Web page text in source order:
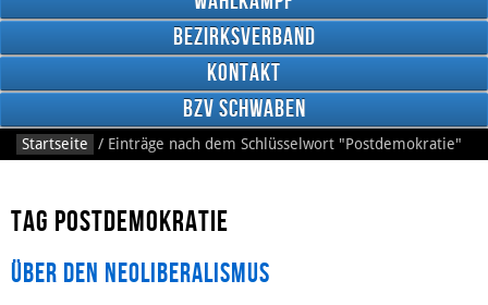
Bezirksverband
Kontakt
BzV Schwaben
Startseite / Einträge nach dem Schlüsselwort "Postdemokratie"
Tag Postdemokratie
Über den Neoliberalismus